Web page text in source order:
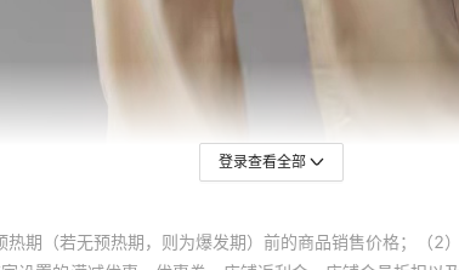
登录查看全部
热期（若无预热期，则为爆发期）前的商品销售价格；（